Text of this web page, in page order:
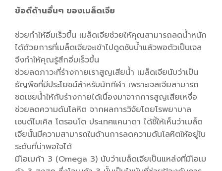
ข้อดีด้านอื่นๆ ของเมล็ดเจีย
ช่วยทำให้อิ่มเร็วขึ้น เมล็ดเจียช่วยให้คุณสามารถลดน้ำหนัก
ได้ด้วยการที่เมล็ดเจียจะเข้าไปดูดซับน้ำแล้วพอตัวเป็นเจล
จึงทำให้คุณรู้สึกอิ่มเร็วขึ้น
ช่วยลดภาวะที่ร่างกายเราสูญเสียน้ำ เมล็ดเจียนับว่าเป็น
ธัญพืชที่มีประโยชน์สำหรับนักกีฬา เพราะเจลเจียสามารถ
ชดเชยน้ำให้กับร่างกายได้เนื่องมาจากการสูญเสียเหงื่อ
ช่วยลดความดันโลหิต จากผลการวิจัยโดยโรพยาบาล
เซนต์ไมเคิล โตรอนโต ประเทศแคนาดา ได้ชี้ให้เห็นว่าเมล็ด
เจียนั้นมีความสามารถในด้านการลดความดันโลหิตให้อยู่ใน
ระดับที่น่าพอใจได้
มีโอเมก้า 3 (Omega 3) นับว่าเมล็ดเจียเป็นแหล่งที่มีโอเม